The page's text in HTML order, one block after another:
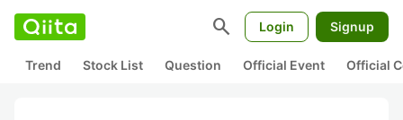
search Login Signup
Trend Stock List Question Official Event Official